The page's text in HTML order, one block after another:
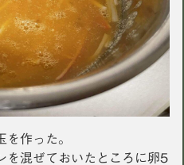
作った。
を混ぜておいたところに卵5